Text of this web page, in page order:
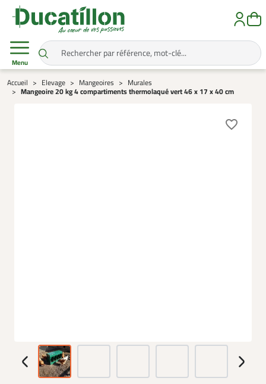
Menu
Accueil Elevage Mangeoires Murales
Mangeoire 20 kg 4 compartiments thermolaqué vert 46 x 17 x 40 cm
favorite_border